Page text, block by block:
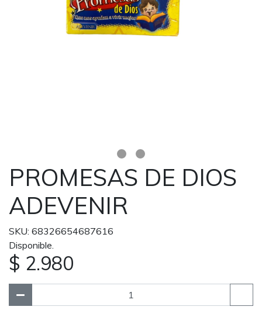
PROMESAS DE DIOS
ADEVENIR
SKU: 68326654687616
Disponible.
$ 2.980